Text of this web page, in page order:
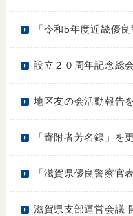
「令和5年度近畿優
設立２０周年記念総
地区友の会活動報告
「寄附者芳名録」を
「滋賀県優良警察官
滋賀県支部運営会議